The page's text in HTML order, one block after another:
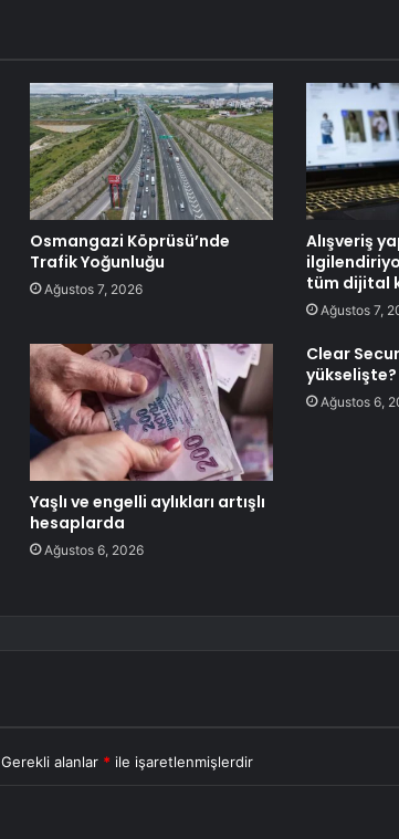
Osmangazi Köprüsü’nde
Trafik Yoğunluğu
Ağustos 7, 2026
Alışveriş
tüm dijital
Ağustos 7,
Yaşlı ve engelli aylıkları artışlı
hesaplarda
Ağustos 6, 2026
Clear
yükselişte?
Ağustos 6,
Gerekli alanlar * ile işaretlenmişlerdir